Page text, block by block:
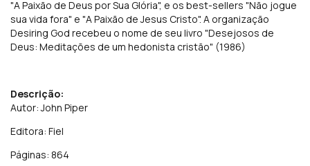
"A Paixão de Deus por Sua Glória", e os best-sellers "Não jogue
sua vida fora" e "A Paixão de Jesus Cristo". A organização
Desiring God recebeu o nome de seu livro "Desejosos de
Deus: Meditações de um hedonista cristão" (1986)
Descrição:
Autor: John Piper
Editora: Fiel
Páginas: 864